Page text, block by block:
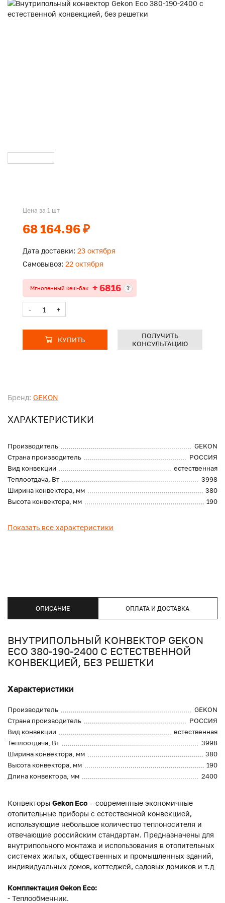
Бренд: GEKON
ХАРАКТЕРИСТИКИ
Производитель
GEKON
Страна производитель
РОССИЯ
Вид конвекции
естественная
Теплоотдача, Вт
3998
Ширина конвектора, мм
380
Высота конвектора, мм
190
Показать все характеристики
Цена за 1 шт
68 164.96 ₽
Дата доставки: 23 октября
Самовывоз: 22 октября
Мгновенный кеш-бэк + 6816 ?
- +
КУПИТЬ
ПОЛУЧИТЬ
КОНСУЛЬТАЦИЮ
ОПИСАНИЕ ОПЛАТА И ДОСТАВКА
ВНУТРИПОЛЬНЫЙ КОНВЕКТОР GEKON
ECO 380-190-2400 С ЕСТЕСТВЕННОЙ
КОНВЕКЦИЕЙ, БЕЗ РЕШЕТКИ
Характеристики
Производитель
GEKON
Страна производитель
РОССИЯ
Вид конвекции
естественная
Теплоотдача, Вт
3998
Ширина конвектора, мм
380
Высота конвектора, мм
190
Длина конвектора, мм
2400
Конвекторы Gekon Eco – современные экономичные
отопительные приборы с естественной конвекцией,
использующие небольшое количество теплоносителя и
отвечающие российским стандартам. Предназначены для
внутрипольного монтажа и использования в отопительных
системах жилых, общественных и промышленных зданий,
индивидуальных домов, коттеджей, садовых домиков и т.д
Комплектация Gekon Eco:
- Теплообменник.